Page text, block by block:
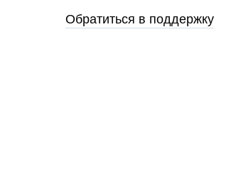
Обратиться в поддержку